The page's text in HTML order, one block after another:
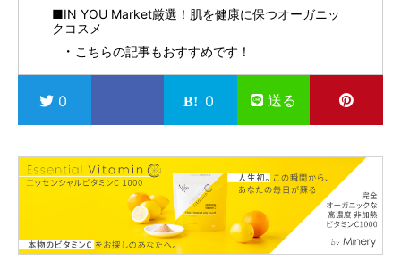
■IN YOU Market厳選！肌を健康に保つオーガニッ
クコスメ
こちらの記事もおすすめです！
0 0 送る